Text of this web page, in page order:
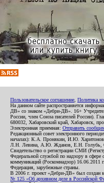
Пользовательское соглашение Политика
На данном сайте распространяется
ДВ» со знаком «Дебри-ДВ». 16+
России, член Союза писателей России).
680032, Хабаровский край, Хабаровск,
Электронная приемная: Отправить
Редакционный совет электронного
началах): К.А. Пронякин, И.Ю.
Л.Н. Левина, А.Ю. Жданов, Е.Н.
Свидетельство о регистрации СМИ
Федеральной службой по надзору в
коммуникаций (Роскомнадзор) 16.06.2011
Федерация, зарубежные страны.
В 2006 г. проект «Дебри-ДВ» был создан
№ 125 «Об архивном деле в Российской